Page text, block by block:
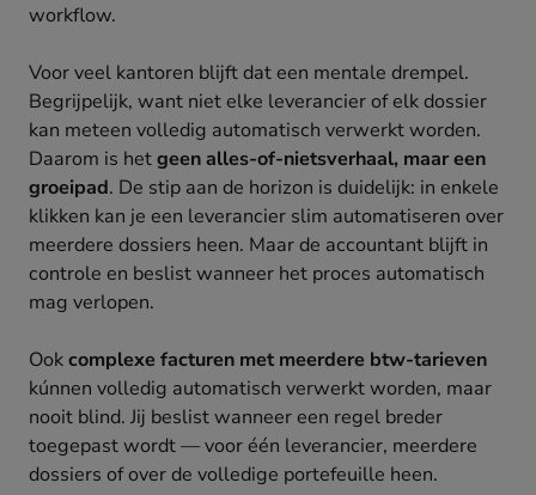
workflow.
Voor veel kantoren blijft dat een mentale drempel.
Begrijpelijk, want niet elke leverancier of elk dossier
kan meteen volledig automatisch verwerkt worden.
Daarom is hetgeen alles-of-nietsverhaal, maar een
groeipad. De stip aan de horizon is duidelijk: in enkele
klikken kan je een leverancier slim automatiseren over
meerdere dossiers heen. Maar de accountant blijft in
controle en beslist wanneer het proces automatisch
mag verlopen.
Ookcomplexe facturen met meerdere btw-tarieven
kúnnen volledig automatisch verwerkt worden, maar
nooit blind. Jij beslist wanneer een regel breder
toegepast wordt — voor één leverancier, meerdere
dossiers of over de volledige portefeuille heen.